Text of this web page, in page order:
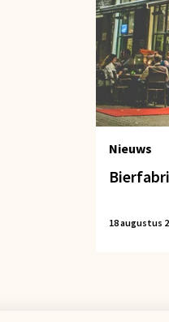
Nieuws
18 augustus